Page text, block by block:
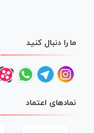
ما را دنبال کنید
نمادهای اعتماد